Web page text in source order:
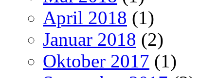
April 2018 (1)
Januar 2018 (2)
Oktober 2017 (1)